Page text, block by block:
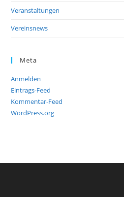
Veranstaltungen
Vereinsnews
Meta
Anmelden
Eintrags-Feed
Kommentar-Feed
WordPress.org